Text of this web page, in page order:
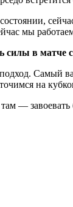
мы
в матче
Самый
на
—